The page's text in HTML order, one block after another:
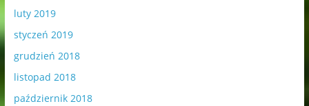
luty 2019
styczeń 2019
grudzień 2018
listopad 2018
październik 2018